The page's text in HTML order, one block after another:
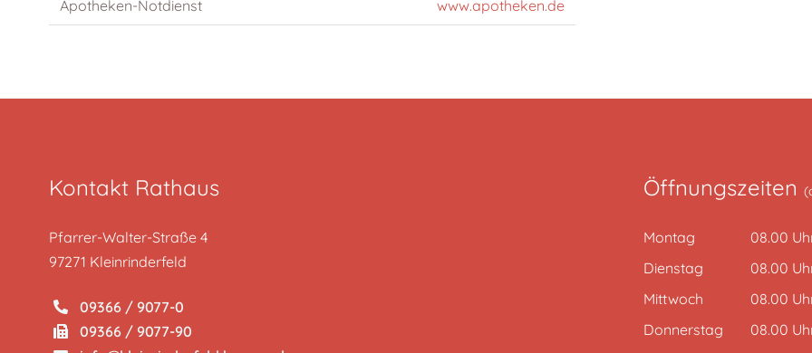
Apotheken-Notdienst www.apotheken.de
Kontakt Rathaus
Pfarrer-Walter-Straße 4
97271 Kleinrinderfeld
09366 / 9077-0
09366 / 9077-90
Öffnungszeiten
Montag
08.00
Dienstag
08.00
Mittwoch
08.00
Donnerstag
08.00